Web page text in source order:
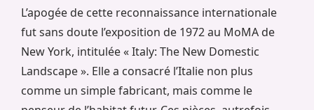
L’apogée de cette reconnaissance internationale
fut sans doute l’exposition de 1972 au MoMA de
New York, intitulée « Italy: The New Domestic
Landscape ». Elle a consacré l’Italie non plus
comme un simple fabricant, mais comme le